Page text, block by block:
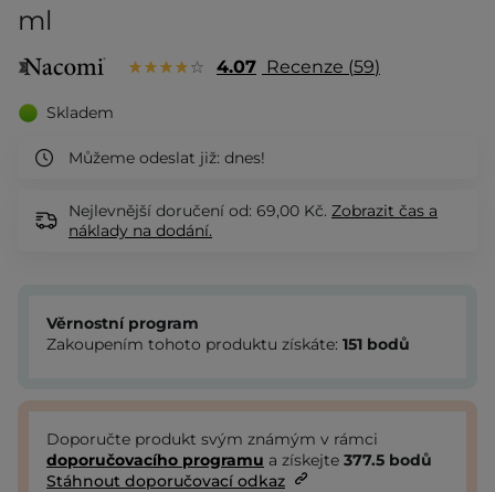
ml
4.07 Recenze 59
Skladem
Můžeme odeslat již: dnes!
Nejlevnější doručení od: 69,00 Kč. Zobrazit čas a
náklady na dodání.
Věrnostní program
Zakoupením tohoto produktu získáte: 151 bodů
Doporučte produkt svým známým v rámci
doporučovacího programu a získejte 377.5 bodů
Stáhnout doporučovací odkaz